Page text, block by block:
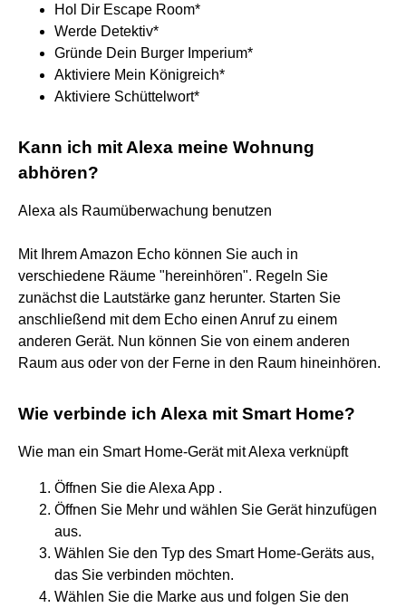
Hol Dir Escape Room*
Werde Detektiv*
Gründe Dein Burger Imperium*
Aktiviere Mein Königreich*
Aktiviere Schüttelwort*
Kann ich mit Alexa meine Wohnung
abhören?
Alexa als Raumüberwachung benutzen
Mit Ihrem Amazon Echo können Sie auch in
verschiedene Räume "hereinhören". Regeln Sie
zunächst die Lautstärke ganz herunter. Starten Sie
anschließend mit dem Echo einen Anruf zu einem
anderen Gerät. Nun können Sie von einem anderen
Raum aus oder von der Ferne in den Raum hineinhören.
Wie verbinde ich Alexa mit Smart Home?
Wie man ein Smart Home-Gerät mit Alexa verknüpft
Öffnen Sie die Alexa App .
Öffnen Sie Mehr und wählen Sie Gerät hinzufügen
aus.
Wählen Sie den Typ des Smart Home-Geräts aus,
das Sie verbinden möchten.
Wählen Sie die Marke aus und folgen Sie den